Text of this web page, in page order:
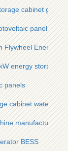
cabinet grid-
panel
Flywheel Energy
energy storage
panels
cabinet waterproof
manufacturer
BESS